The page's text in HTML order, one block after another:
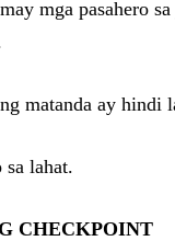
mga pasahero
matanda ay hindi
sa lahat.
CHECKPOINT